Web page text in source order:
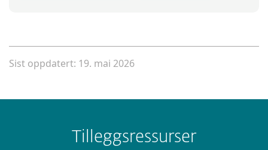
Sist oppdatert: 19. mai 2026
Tilleggsressurser